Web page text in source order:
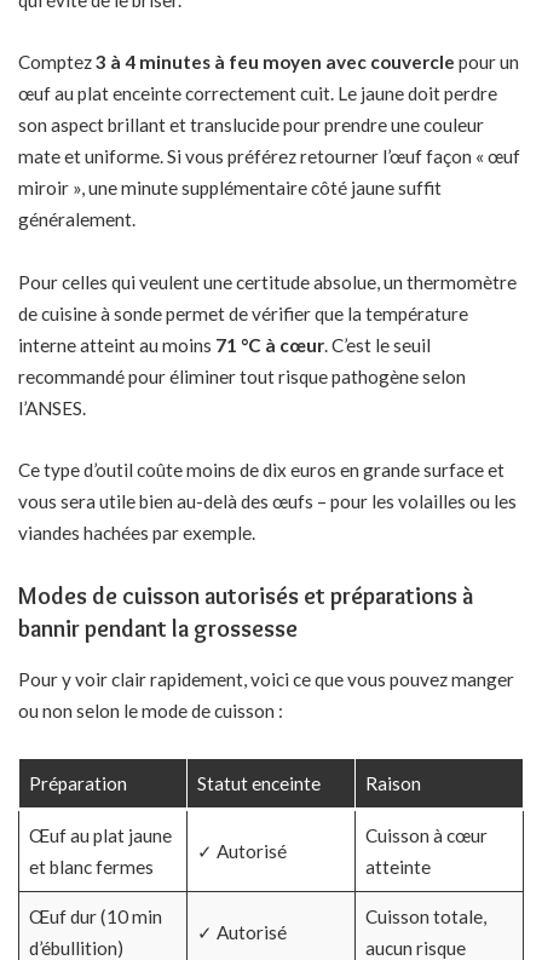
Comptez3 à 4 minutes à feu moyen avec couvercle pour un
œuf au plat enceinte correctement cuit. Le jaune doit perdre
son aspect brillant et translucide pour prendre une couleur
mate et uniforme. Si vous préférez retourner l’œuf façon « œuf
miroir », une minute supplémentaire côté jaune suffit
généralement.
Pour celles qui veulent une certitude absolue, un thermomètre
de cuisine à sonde permet de vérifier que la température
interne atteint au moins 71 °C à cœur. C’est le seuil
recommandé pour éliminer tout risque pathogène selon
l’ANSES.
Ce type d’outil coûte moins de dix euros en grande surface et
vous sera utile bien au-delà des œufs – pour les volailles ou les
viandes hachées par exemple.
Modes de cuisson autorisés et préparations à
bannir pendant la grossesse
Pour y voir clair rapidement, voici ce que vous pouvez manger
ou non selon le mode de cuisson :
Préparation Statut enceinte Raison
Œuf au plat jaune
et blanc fermes
✓ Autorisé
Cuisson à cœur
atteinte
Œuf dur (10 min
d’ébullition)
✓ Autorisé
Cuisson totale,
aucun risque